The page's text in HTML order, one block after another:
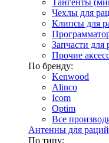
Чехлы для
Клипсы для
Запчасти для
Прочие
По бренду:
Kenwood
Alinco
Icom
Optim
Все
Антенны для раций
По типу: